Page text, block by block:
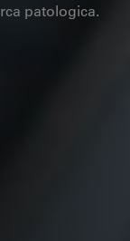
patologica.